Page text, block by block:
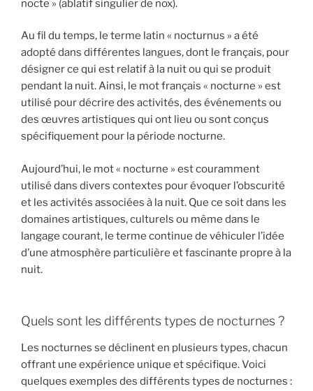
nocte » (ablatif singulier de nox).
Au fil du temps, le terme latin « nocturnus » a été
adopté dans différentes langues, dont le français, pour
désigner ce qui est relatif à la nuit ou qui se produit
pendant la nuit. Ainsi, le mot français « nocturne » est
utilisé pour décrire des activités, des événements ou
des œuvres artistiques qui ont lieu ou sont conçus
spécifiquement pour la période nocturne.
Aujourd’hui, le mot « nocturne » est couramment
utilisé dans divers contextes pour évoquer l’obscurité
et les activités associées à la nuit. Que ce soit dans les
domaines artistiques, culturels ou même dans le
langage courant, le terme continue de véhiculer l’idée
d’une atmosphère particulière et fascinante propre à la
nuit.
Quels sont les différents types de nocturnes ?
Les nocturnes se déclinent en plusieurs types, chacun
offrant une expérience unique et spécifique. Voici
quelques exemples des différents types de nocturnes :